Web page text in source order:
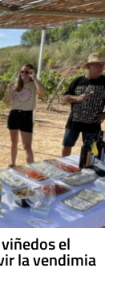
el
la vendimia